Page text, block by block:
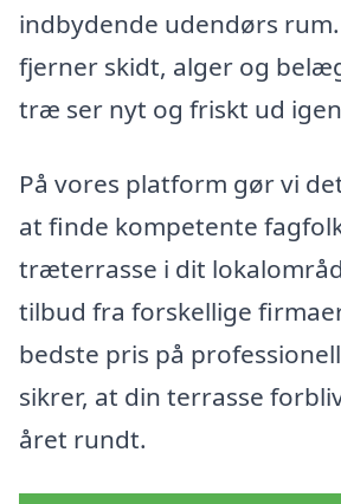
indbydende udendørs
fjerner skidt, alger og
træ ser nyt og friskt ud
På vores platform gør vi
at finde kompetente
træterrasse i dit
tilbud fra forskellige
bedste pris på
sikrer, at din terrasse
året rundt.